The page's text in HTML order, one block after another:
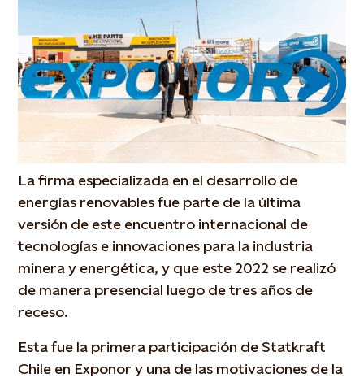
La firma especializada en el desarrollo de
energías renovables fue parte de la última
versión de este encuentro internacional de
tecnologías e innovaciones para la industria
minera y energética, y que este 2022 se realizó
de manera presencial luego de tres años de
receso.
Esta fue la primera participación de Statkraft
Chile en Exponor y una de las motivaciones de la